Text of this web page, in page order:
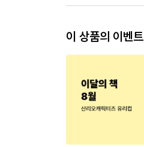
이 상품의 이벤트